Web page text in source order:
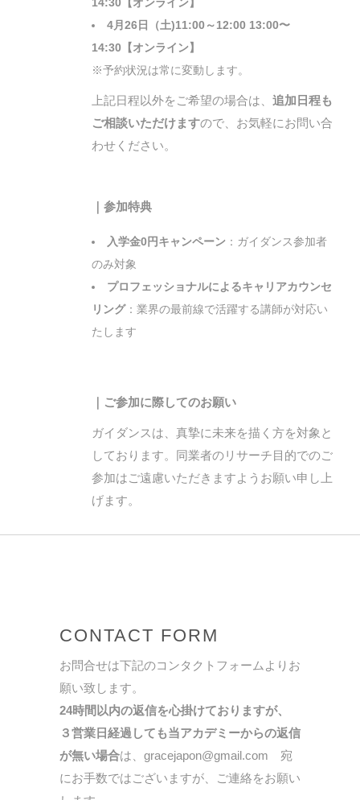
4月26日（土)11:00～12:00 13:00〜
14:30【オンライン】
※予約状況は常に変動します。
上記日程以外をご希望の場合は、 追加日程も
ご相談いただけますので、お気軽にお問い合
わせください。
｜参加特典
入学金0円キャンペーン ：ガイダンス参加者
のみ対象
プロフェッショナルによるキャリアカウンセ
リング：業界の最前線で活躍する講師が対応い
たします
｜ご参加に際してのお願い
ガイダンスは、真摯に未来を描く方を対象と
しております。同業者のリサーチ目的でのご
参加はご遠慮いただきますようお願い申し上
げます。
CONTACT FORM
お問合せは下記のコンタクトフォームよりお
願い致します。
24時間以内の返信を心掛けておりますが、
３営業日経過しても当アカデミーからの返信
が無い場合は、gracejapon@gmail.com 宛
にお手数ではございますが、ご連絡をお願い